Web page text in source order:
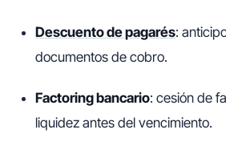
Descuento de pagarés:
documentos de cobro.
Factoring bancario: cesión de
liquidez antes del vencimiento.